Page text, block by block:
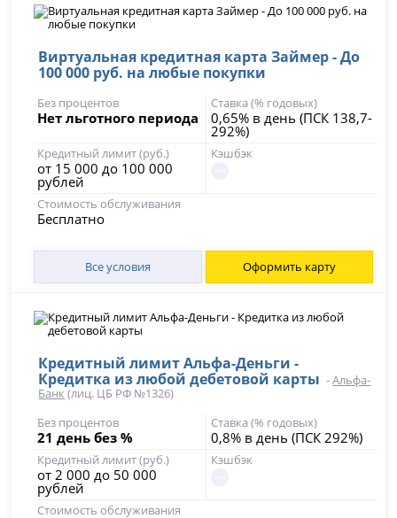
Виртуальная кредитная карта Займер - До
100 000 руб. на любые покупки
Без процентов
Нет льготного периода
Ставка (% годовых)
0,65% в день (ПСК 138,7-
292%)
Кредитный лимит (руб.)
от 15 000 до 100 000
рублей
Кэшбэк
Стоимость обслуживания
Бесплатно
Все условия Оформить карту
Кредитный лимит Альфа-Деньги -
Кредитка из любой дебетовой карты -Альфа-
Банк (лиц. ЦБ РФ №1326)
Без процентов
21 день без %
Ставка (% годовых)
0,8% в день (ПСК 292%)
Кредитный лимит (руб.)
от 2 000 до 50 000
рублей
Кэшбэк
Стоимость обслуживания